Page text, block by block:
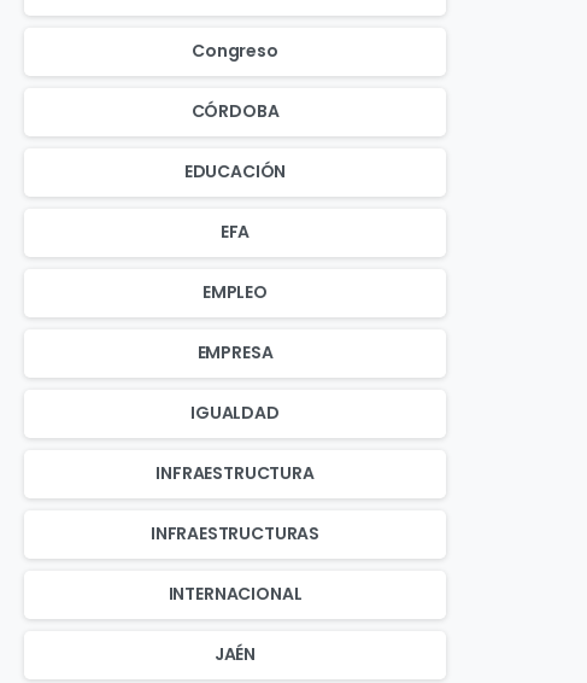
Congreso
CÓRDOBA
EDUCACIÓN
EFA
EMPLEO
EMPRESA
IGUALDAD
INFRAESTRUCTURA
INFRAESTRUCTURAS
INTERNACIONAL
JAÉN